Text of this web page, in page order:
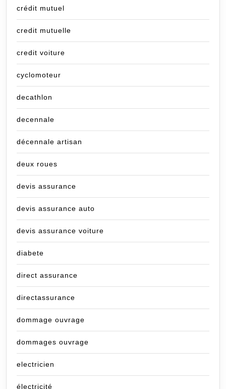
crédit mutuel
credit mutuelle
credit voiture
cyclomoteur
decathlon
decennale
décennale artisan
deux roues
devis assurance
devis assurance auto
devis assurance voiture
diabete
direct assurance
directassurance
dommage ouvrage
dommages ouvrage
electricien
électricité